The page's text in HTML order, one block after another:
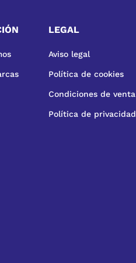
LEGAL
Aviso legal
Política de cookies
Condiciones de venta
Política de privacidad